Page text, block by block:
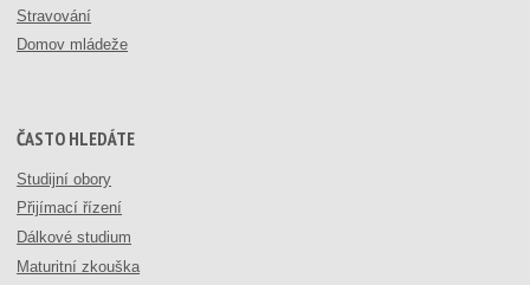
Stravování
Domov mládeže
ČASTO HLEDÁTE
Studijní obory
Přijímací řízení
Dálkové studium
Maturitní zkouška